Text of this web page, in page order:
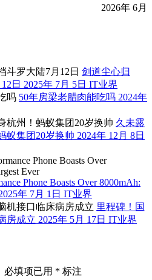
2026年 6月
剑道尘心归
日 2025年 7月 5日 IT业界
50年房梁老腊肉能吃吗 2024年
久未露
蚁集团20岁换帅 2024年 12月 8日
Phone Boasts Over 8000mAh:
年 7月 1日 IT业界
里程碑！国
房成立 2025年 5月 17日 IT业界
必填项已用 * 标注